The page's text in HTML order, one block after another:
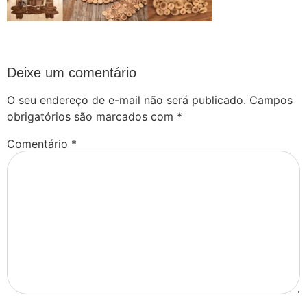
Deixe um comentário
O seu endereço de e-mail não será publicado. Campos
obrigatórios são marcados com *
Comentário *